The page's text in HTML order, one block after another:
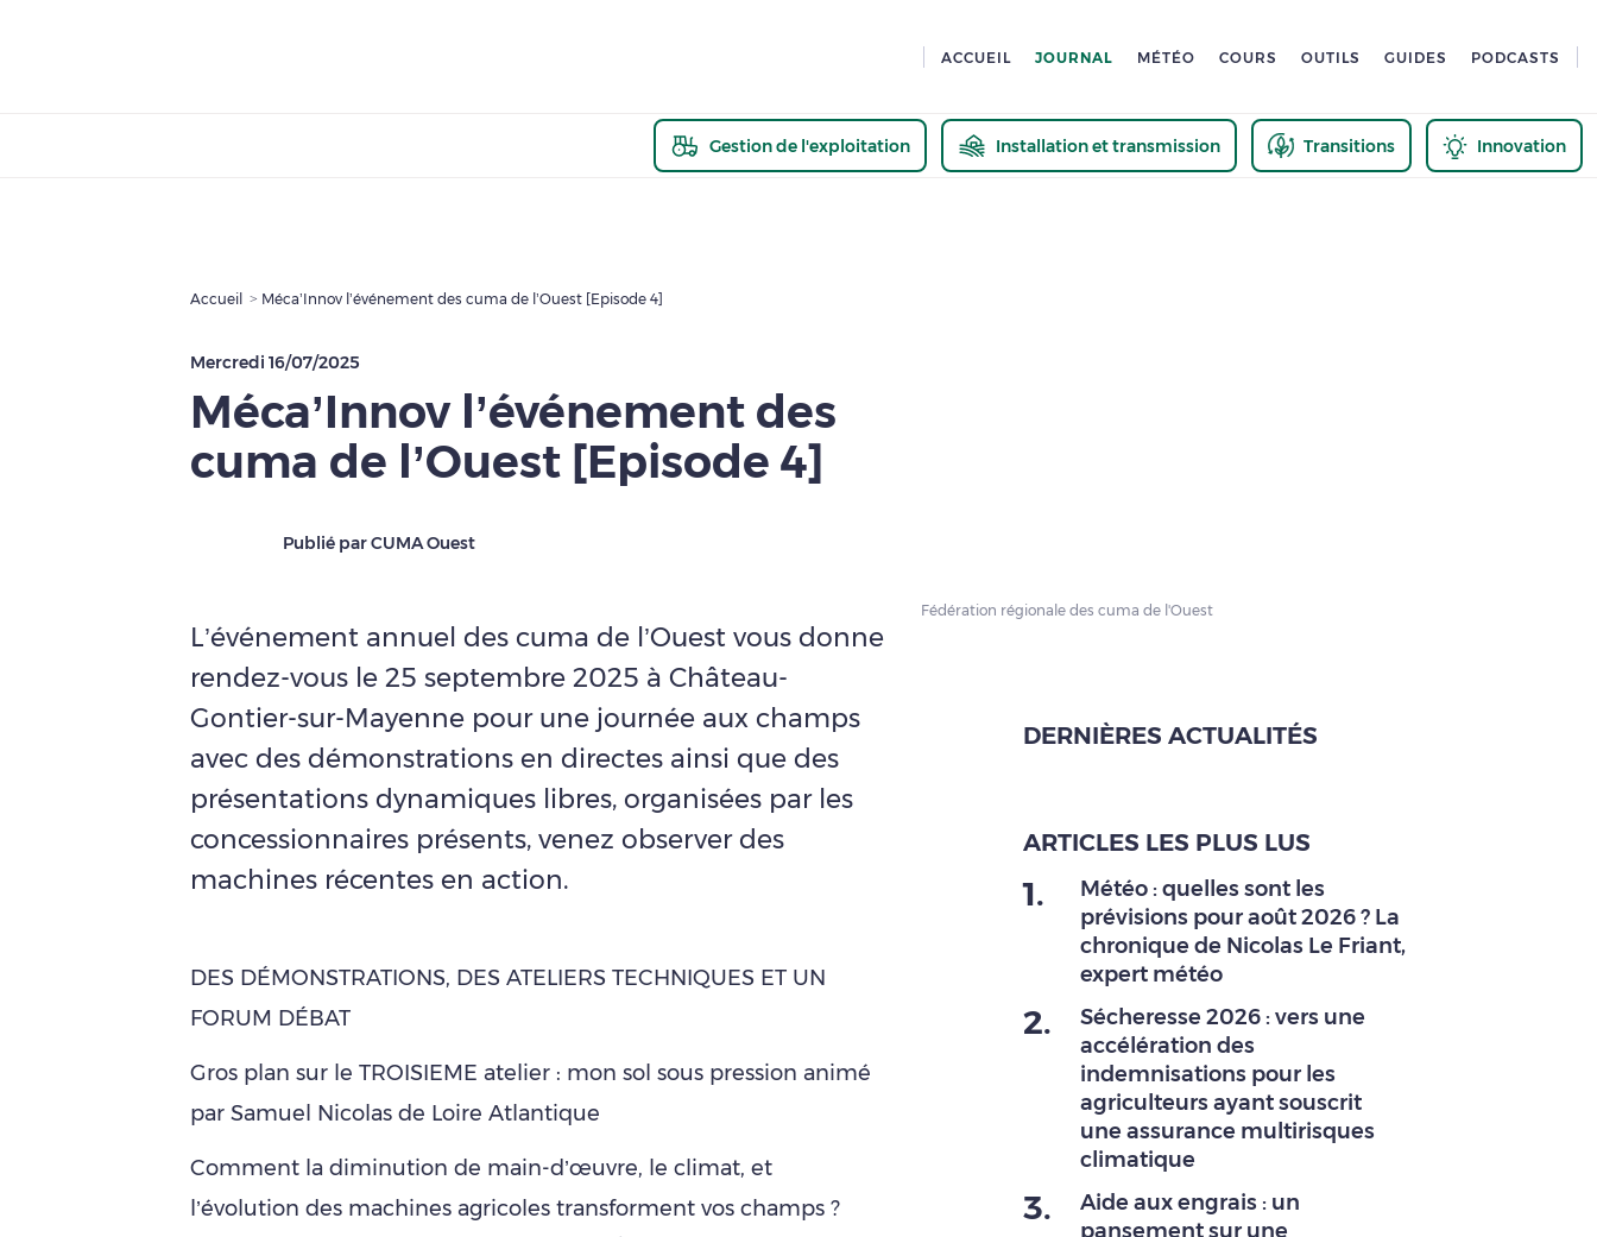
ACCUEIL JOURNAL MÉTÉO COURS OUTILS GUIDES PODCASTS
Gestion de l'exploitation Installation et transmission Transitions Innovation
Accueil Méca’Innov l’événement des cuma de l’Ouest [Episode 4]
Mercredi 16/07/2025
Méca’Innov l’événement des
cuma de l’Ouest [Episode 4]
Publié par CUMA Ouest
L’événement annuel des cuma de l’Ouest vous donne
rendez-vous le 25 septembre 2025 à Château-
Gontier-sur-Mayenne pour une journée aux champs
avec des démonstrations en directes ainsi que des
présentations dynamiques libres, organisées par les
concessionnaires présents, venez observer des
machines récentes en action.
DES DÉMONSTRATIONS, DES ATELIERS TECHNIQUES ET UN
FORUM DÉBAT
Gros plan sur le TROISIEME atelier : mon sol sous pression animé
par Samuel Nicolas de Loire Atlantique
Comment la diminution de main-d’œuvre, le climat, et
l’évolution des machines agricoles transforment vos champs ?
Fédération régionale des cuma de l'Ouest
DERNIÈRES ACTUALITÉS
ARTICLES LES PLUS LUS
1.
Météo : quelles sont les
prévisions pour août 2026 ? La
chronique de Nicolas Le Friant,
expert météo
2.
Sécheresse 2026 : vers une
accélération des
indemnisations pour les
agriculteurs ayant souscrit
une assurance multirisques
climatique
3.
Aide aux engrais : un
pansement sur une